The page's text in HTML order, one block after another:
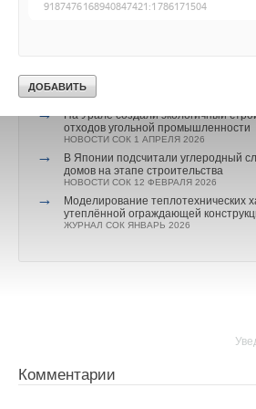
→
→
Древесина, прошитая как ткань:
меняющая прочность материалов
НОВОСТИ СОК 9 АПРЕЛЯ 2026
→
На Урале создали экологичный
отходов угольной промышленности
НОВОСТИ СОК 1 АПРЕЛЯ 2026
→
В Японии подсчитали углеродный
домов на этапе строительства
НОВОСТИ СОК 12 ФЕВРАЛЯ 2026
→
Моделирование теплотехнических
утеплённой ограждающей
ЖУРНАЛ СОК ЯНВАРЬ 2026
Комментарии
Комментарии
В этой теме еще нет комментариев